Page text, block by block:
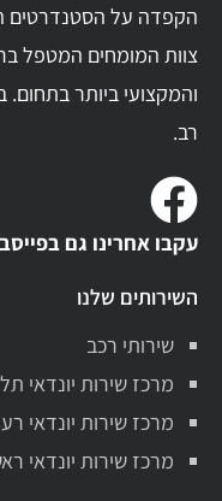
הקפדה על הסטנדרטים
צוות המומחים המטפל
והמקצועי ביותר בתחום.
רב.
עקבו אחרינו גם
השירותים שלנו
שירותי רכב
מרכז שירות יונדאי
מרכז שירות יונדאי
מרכז שירות יונדאי